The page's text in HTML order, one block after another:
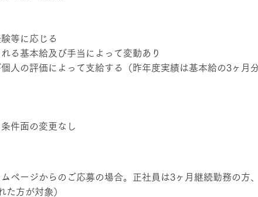
等に応じる
る基本給及び手当によって変動あり
人の評価によって支給する（昨年度実績は基本給の3ヶ月
件面の変更なし
ムページからのご応募の場合。正社員は3ヶ月継続勤務の方
た方が対象）